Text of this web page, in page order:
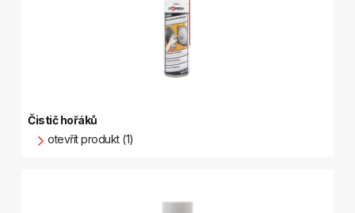
Čistič hořáků
otevřít produkt (1)